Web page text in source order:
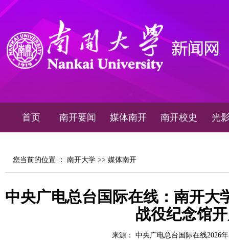
首页 南开要闻 媒体南开 南开校史 光
您当前的位置 ： 南开大学 >> 媒体南开
中央广电总台国际在线：南开大
战役纪念馆
来源： 中央广电总台国际在线2026